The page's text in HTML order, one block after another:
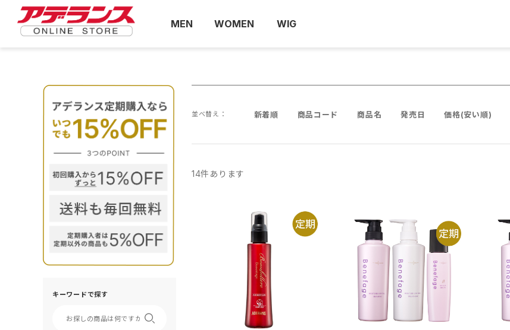
MEN WOMEN WIG
キーワードで探す
並べ替え： 新着順 商品コード 商品名 発売日 価格(安い順)
14件あります